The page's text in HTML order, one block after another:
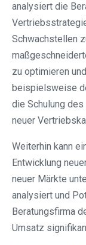
analysiert die
Schwachstellen
zu optimieren
beispielsweise
die Schulung
neuer
Weiterhin kann
Entwicklung
neuer Märkte
analysiert und
Beratungsfirma
Umsatz